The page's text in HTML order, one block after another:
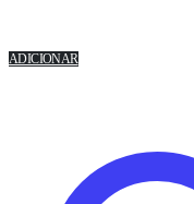
ADICIONAR